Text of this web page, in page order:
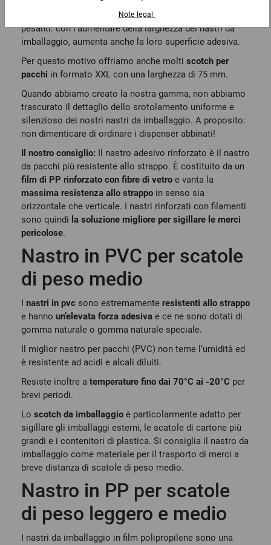
. Questo vale soprattutto per le scatole
pesanti: con l’aumentare della larghezza dei nastri da
imballaggio, aumenta anche la loro superficie adesiva.
Per questo motivo offriamo anche molti scotch per
pacchi in formato XXL con una larghezza di 75 mm.
Quando abbiamo creato la nostra gamma, non abbiamo
trascurato il dettaglio dello srotolamento uniforme e
silenzioso dei nostri nastri da imballaggio. A proposito:
non dimenticare di ordinare i dispenser abbinati!
Il nostro consiglio: Il nastro adesivo rinforzato è il nastro
da pacchi più resistente allo strappo. È costituito da un
film di PP rinforzato con fibre di vetro e vanta la
massima resistenza allo strappo in senso sia
orizzontale che verticale. I nastri rinforzati con filamenti
sono quindi la soluzione migliore per sigillare le merci
pericolose.
Nastro in PVC per scatole
di peso medio
I nastri in pvc sono estremamente resistenti allo strappo
e hanno un’elevata forza adesiva e ce ne sono dotati di
gomma naturale o gomma naturale speciale.
Il miglior nastro per pacchi (PVC) non teme l’umidità ed
è resistente ad acidi e alcali diluiti.
Resiste inoltre a temperature fino dai 70°C ai -20°C per
brevi periodi.
Lo scotch da imballaggio è particolarmente adatto per
sigillare gli imballaggi esterni, le scatole di cartone più
grandi e i contenitori di plastica. Si consiglia il nastro da
imballaggio come materiale per il trasporto di merci a
breve distanza di scatole di peso medio.
Nastro in PP per scatole
di peso leggero e medio
I nastri da imballaggio in film polipropilene sono una